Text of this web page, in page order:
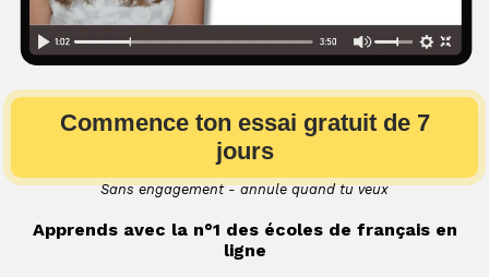
Commence ton essai gratuit de 7
jours
Sans engagement - annule quand tu veux
Apprends avec la n°1 des écoles de français en
ligne